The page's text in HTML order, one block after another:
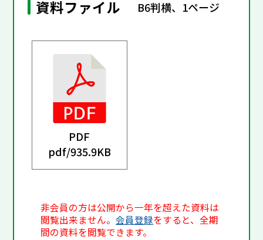
資料ファイル B6判横、1ページ
PDF
pdf/935.9KB
非会員の方は公開から一年を超えた資料は
閲覧出来ません。会員登録をすると、全期
間の資料を閲覧できます。